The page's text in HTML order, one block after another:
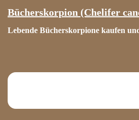
Inhalt
springen
Bücherskorpion (Chelifer
Lebende Bücherskorpione kaufen